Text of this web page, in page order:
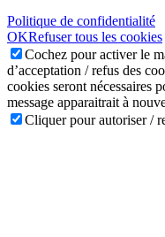
Politique de confidentialité
OKRefuser tous les cookies
Cochez pour activer le
d’acceptation / refus des
cookies seront nécessaires
message apparaitrait à
Cliquer pour autoriser /